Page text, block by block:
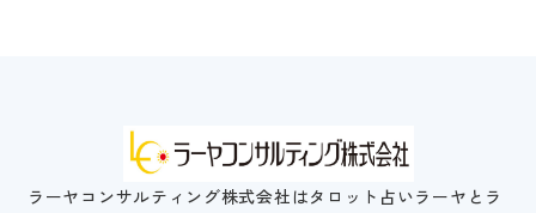
ラーヤコンサルティング株式会社はタロット占いラーヤとラ